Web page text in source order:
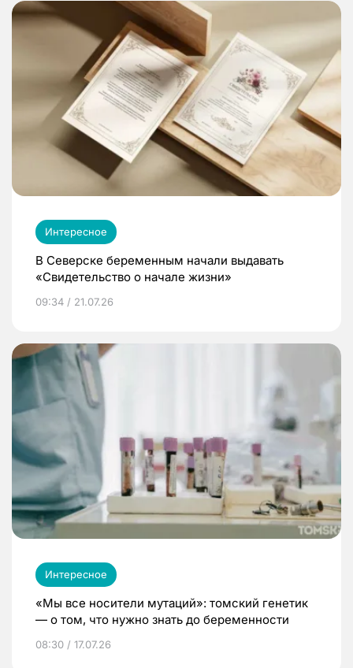
Интересное
В Северске беременным начали выдавать
«Свидетельство о начале жизни»
09:34 / 21.07.26
Интересное
«Мы все носители мутаций»: томский генетик
— о том, что нужно знать до беременности
08:30 / 17.07.26